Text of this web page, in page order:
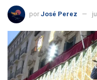
por José Perez